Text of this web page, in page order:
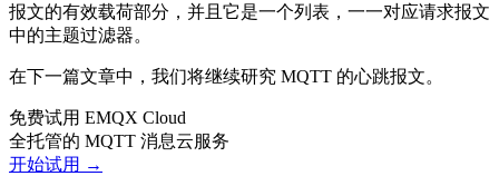
报文的有效载荷部分，并且它是一个列表，一一对应请求报文
中的主题过滤器。
在下一篇文章中，我们将继续研究 MQTT 的心跳报文。
免费试用 EMQX Cloud
全托管的 MQTT 消息云服务
开始试用 →